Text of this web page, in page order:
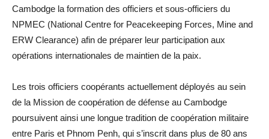
Cambodge la formation des officiers et sous-officiers du
NPMEC (National Centre for Peacekeeping Forces, Mine and
ERW Clearance) afin de préparer leur participation aux
opérations internationales de maintien de la paix.
Les trois officiers coopérants actuellement déployés au sein
de la Mission de coopération de défense au Cambodge
poursuivent ainsi une longue tradition de coopération militaire
entre Paris et Phnom Penh, qui s’inscrit dans plus de 80 ans